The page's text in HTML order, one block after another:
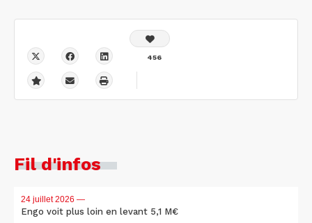
456
Fil d'infos
24 juillet 2026 —
Engo voit plus loin en levant 5,1 M€